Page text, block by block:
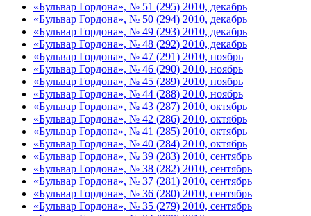
«Бульвар Гордона», № 51 (295) 2010, декабрь
«Бульвар Гордона», № 50 (294) 2010, декабрь
«Бульвар Гордона», № 49 (293) 2010, декабрь
«Бульвар Гордона», № 48 (292) 2010, декабрь
«Бульвар Гордона», № 47 (291) 2010, ноябрь
«Бульвар Гордона», № 46 (290) 2010, ноябрь
«Бульвар Гордона», № 45 (289) 2010, ноябрь
«Бульвар Гордона», № 44 (288) 2010, ноябрь
«Бульвар Гордона», № 43 (287) 2010, октябрь
«Бульвар Гордона», № 42 (286) 2010, октябрь
«Бульвар Гордона», № 41 (285) 2010, октябрь
«Бульвар Гордона», № 40 (284) 2010, октябрь
«Бульвар Гордона», № 39 (283) 2010, сентябрь
«Бульвар Гордона», № 38 (282) 2010, сентябрь
«Бульвар Гордона», № 37 (281) 2010, сентябрь
«Бульвар Гордона», № 36 (280) 2010, сентябрь
«Бульвар Гордона», № 35 (279) 2010, сентябрь